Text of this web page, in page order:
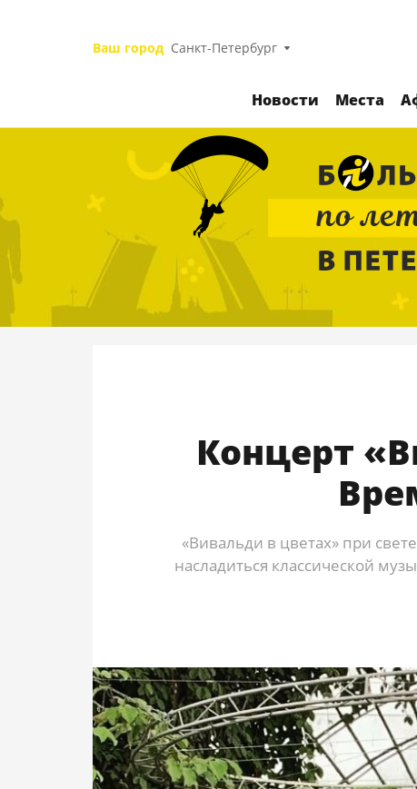
Ваш город Санкт-Петербург
Новости Места
Концерт
«Вивальди в цветах» при
насладиться классической